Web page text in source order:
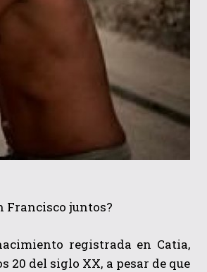
Francisco juntos?
registrada en Catia,
20 del siglo XX, a pesar de que